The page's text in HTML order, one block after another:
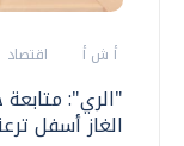
أ ش أ اقتصاد
"الري":
الغاز أسفل